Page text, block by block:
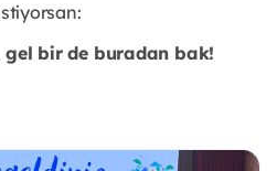
gel bir de buradan bak!